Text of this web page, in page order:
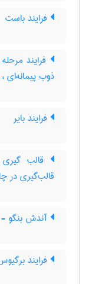
فرایند باست
فرایند
ذوب پیمانه‌ای
فرایند بایر
قالب
قالب‌گیری در
آندش بنگو -
فرایند